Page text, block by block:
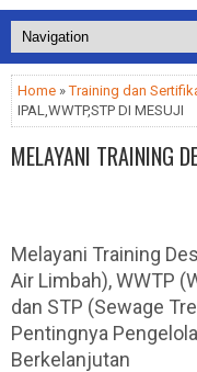
Home »Training dan
IPAL,WWTP,STP DI MESUJI
MELAYANI TRAINING
Melayani Training
Air Limbah), WWTP
dan STP (Sewage
Pentingnya
Berkelanjutan